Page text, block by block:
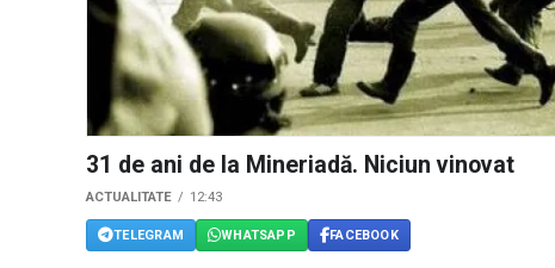
31 de ani de la Mineriadă. Niciun vinovat
ACTUALITATE 12:43
TELEGRAM WHATSAPP FACEBOOK